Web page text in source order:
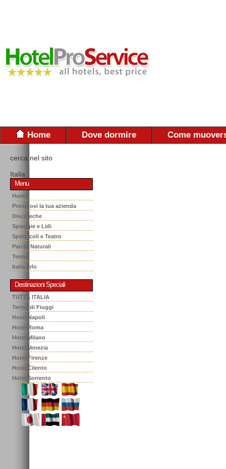
Home Dove dormire Come
cerca nel sito
Italia
Menu
Home
Promuovi la tua azienda
Discoteche
Spiaggie e Lidi
Spettacoli e Teatro
Parchi Naturali
Terme
Italia Info
Destinazioni Speciali
TUTTA ITALIA
Terme di Fiuggi
Hotel Napoli
Hotel Roma
Hotel Milano
Hotel Venezia
Hotel Firenze
Hotel Cilento
Hotel Sorrento